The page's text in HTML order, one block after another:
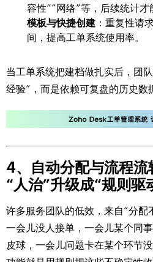
容性”“网络”等，后续统计才
模板与快捷创建 ：重复性请
间，提高工单系统使用率。
当工单系统把建档做扎实后，团
经验”，而是依赖可复盘的历史数
4、自动分配与流程流
“人治”升级成“规则驱
许多服务团队的低效，来自“分配
一会儿没人接单，一会儿某个同
皮球，一会儿问题卡在某个环节没